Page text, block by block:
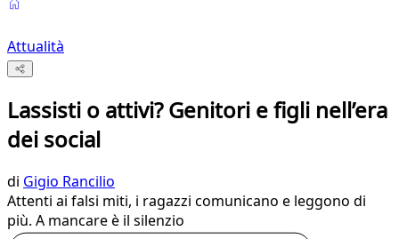
Attualità
Lassisti o attivi? Genitori e figli nell’era
dei social
di Gigio Rancilio
Attenti ai falsi miti, i ragazzi comunicano e leggono di
più. A mancare è il silenzio